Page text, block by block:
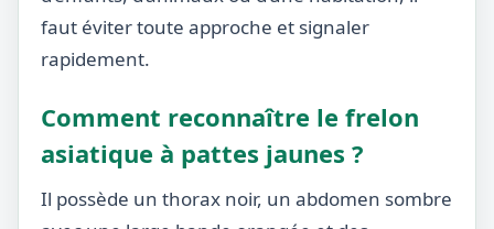
faut éviter toute approche et signaler
rapidement.
Comment reconnaître le frelon
asiatique à pattes jaunes ?
Il possède un thorax noir, un abdomen sombre